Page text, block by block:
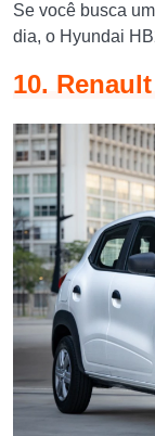
Se você busca um
dia, o Hyundai
10.